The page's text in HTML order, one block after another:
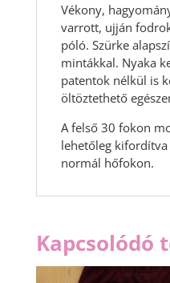
Vékony,
varrott, ujján
póló. Szürke
mintákkal. Nyaka
patentok nélkül is
öltöztethető
A felső 30 fokon
lehetőleg kifordítva
normál hőfokon.
Kapcsolódó